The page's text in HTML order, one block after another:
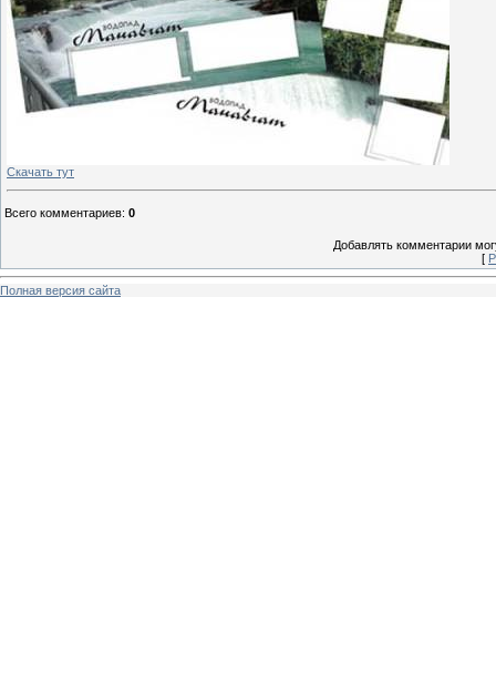
Скачать тут
Всего комментариев: 0
Добавлять комментарии
[
Полная версия сайта